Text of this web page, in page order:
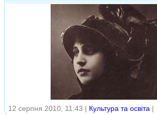
12 серпня 2010, 11:43 | Культура та освіта